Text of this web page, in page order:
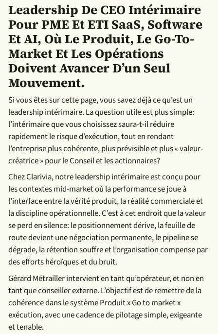
Leadership De CEO Intérimaire
Pour PME Et ETI SaaS, Software
Et AI, Où Le Produit, Le Go-To-
Market Et Les Opérations
Doivent Avancer D’un Seul
Mouvement.
Si vous êtes sur cette page, vous savez déjà ce qu’est un
leadership intérimaire. La question utile est plus simple:
l’intérimaire que vous choisissez saura-t-il réduire
rapidement le risque d’exécution, tout en rendant
l’entreprise plus cohérente, plus prévisible et plus « valeur-
créatrice » pour le Conseil et les actionnaires?
Chez Clarivia, notre leadership intérimaire est conçu pour
les contextes mid-market où la performance se joue à
l’interface entre la vérité produit, la réalité commerciale et
la discipline opérationnelle. C’est à cet endroit que la valeur
se perd en silence: le positionnement dérive, la feuille de
route devient une négociation permanente, le pipeline se
dégrade, la rétention souffre et l’organisation compense par
des efforts héroïques et du bruit.
Gérard Métrailler intervient en tant qu’opérateur, et non en
tant que conseiller externe. L’objectif est de remettre de la
cohérence dans le système Produit x Go to market x
exécution, avec une cadence de pilotage simple, exigeante
et tenable.